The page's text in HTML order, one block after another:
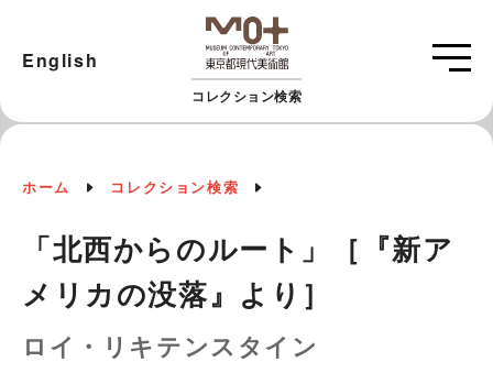
コレクション検索
English
ホーム コレクション検索
「北西からのルート」［『新ア
メリカの没落』より］
ロイ・リキテンスタイン